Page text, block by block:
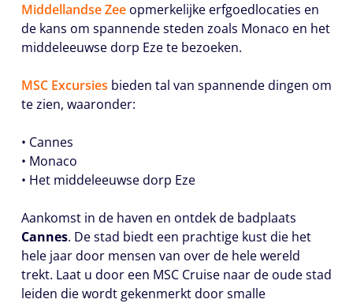
Middellandse Zee opmerkelijke erfgoedlocaties en
de kans om spannende steden zoals Monaco en het
middeleeuwse dorp Eze te bezoeken.
MSC Excursies bieden tal van spannende dingen om
te zien, waaronder:
• Cannes
• Monaco
• Het middeleeuwse dorp Eze
Aankomst in de haven en ontdek de badplaats
Cannes. De stad biedt een prachtige kust die het
hele jaar door mensen van over de hele wereld
trekt. Laat u door een MSC Cruise naar de oude stad
leiden die wordt gekenmerkt door smalle